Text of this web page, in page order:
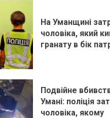
На Уманщині
чоловіка, який
гранату в бік
Подвійне
Умані: поліція
чоловіка, якому